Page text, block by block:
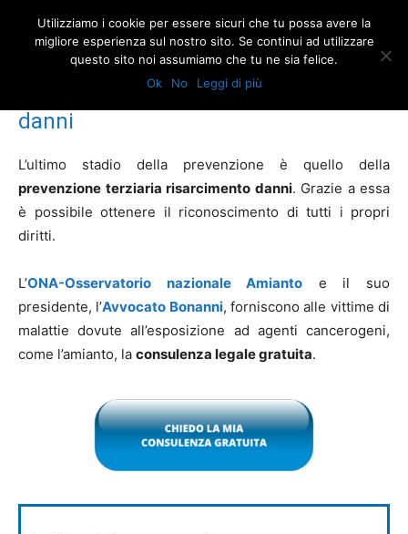
La prevenzione terziaria risarcimento danni
La prevenzione terziaria risarcimento
danni
L’ultimo stadio della prevenzione è quello della
prevenzione terziaria risarcimento danni. Grazie a essa
è possibile ottenere il riconoscimento di tutti i propri
diritti.
L’ONA-Osservatorio nazionale Amianto e il suo
presidente, l’Avvocato Bonanni, forniscono alle vittime di
malattie dovute all’esposizione ad agenti cancerogeni,
come l’amianto, la consulenza legale gratuita.
Utilizziamo i cookie per essere sicuri che tu possa avere la
migliore esperienza sul nostro sito. Se continui ad utilizzare
questo sito noi assumiamo che tu ne sia felice.
Ok
No Leggi di più